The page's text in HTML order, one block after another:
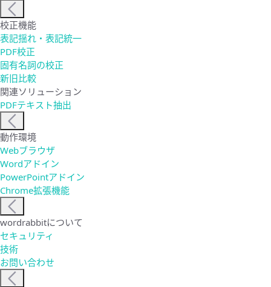
校正機能
表記揺れ・表記統一
PDF校正
固有名詞の校正
新旧比較
関連ソリューション
PDFテキスト抽出
動作環境
Webブラウザ
Wordアドイン
PowerPointアドイン
Chrome拡張機能
wordrabbitについて
セキュリティ
技術
お問い合わせ